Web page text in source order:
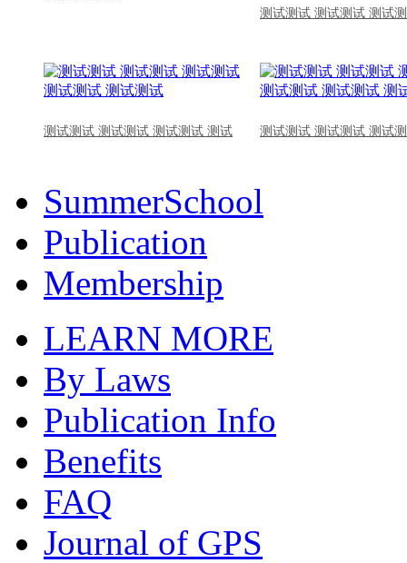
测试测试 测试测试 测试
测试测试 测试测试 测试测试 测试 测试测试 测试测试 测试
SummerSchool
Publication
Membership
LEARN MORE
By Laws
Publication Info
Benefits
FAQ
Journal of GPS